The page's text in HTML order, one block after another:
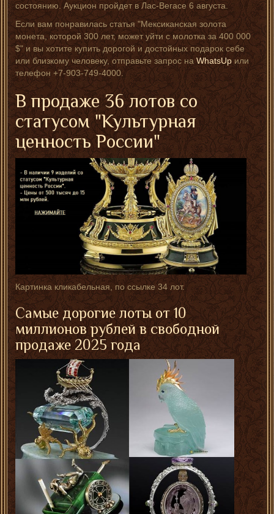
состоянию. Аукцион пройдет в Лас-Вегасе 6 августа.
Если вам понравилась статья "Мексиканская золота
монета, которой 300 лет, может уйти с молотка за 400 000
$" и вы хотите купить дорогой и достойных подарок себе
или близкому человеку, отправьте запрос наWhatsUpили
телефон +7-903-749-4000.
В продаже 36 лотов со
статусом "Культурная
ценность России"
Картинка кликабельная, по ссылке 34 лот.
Самые дорогие лоты от 10
миллионов рублей в свободной
продаже 2025 года